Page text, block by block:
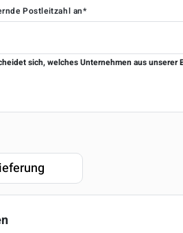
Postleitzahl an*
sich, welches Unternehmen aus unserer